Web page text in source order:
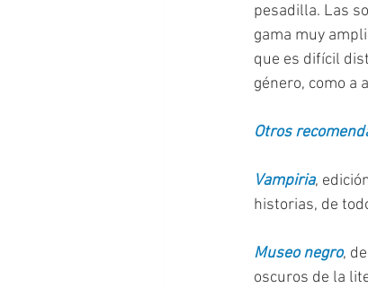
pesadilla. Las
gama muy
que es difícil
género, como a
Otros
Vampiria,
historias, de
Museo negro,
oscuros de la